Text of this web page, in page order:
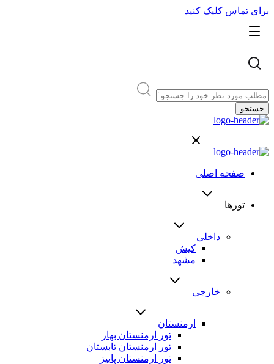
برای تماس کلیک کنید
جستجو
صفحه اصلی
تورها
داخلی
کیش
مشهد
خارجی
ارمنستان
تور ارمنستان بهار
تور ارمنستان تابستان
تور ارمنستان پاییز